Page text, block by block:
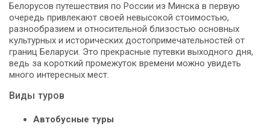
Белорусов путешествия по России из Минска в первую
очередь привлекают своей невысокой стоимостью,
разнообразием и относительной близостью основных
культурных и исторических достопримечательностей от
границ Беларуси. Это прекрасные путевки выходного дня,
ведь за короткий промежуток времени можно увидеть
много интересных мест.
Виды туров
Автобусные туры